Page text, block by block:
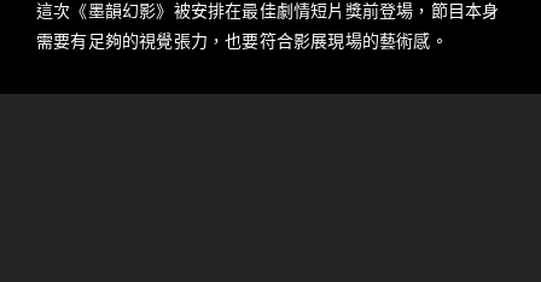
這次《墨韻幻影》被安排在最佳劇情短片獎前登場，節目本身
需要有足夠的視覺張力，也要符合影展現場的藝術感。